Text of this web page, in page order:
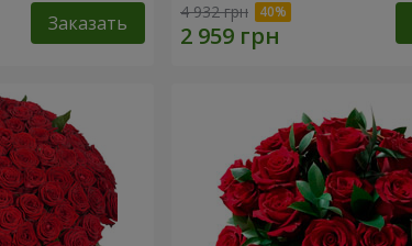
Заказать 4 932 грн